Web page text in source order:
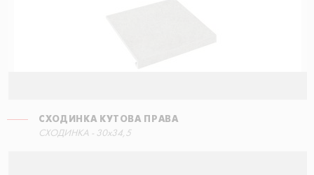
СХОДИНКА КУТОВА ПРАВА
СХОДИНКА - 30x34,5